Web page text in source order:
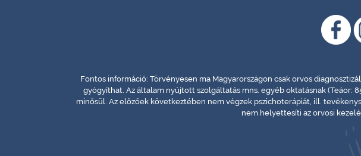
Fontos információ: Törvényesen ma Magyarországon csak orvos
gyógyíthat. Az általam nyújtott szolgáltatás mns. egyéb oktatásnak (Teáor:
minősül. Az előzőek következtében nem végzek pszichoterápiát, ill.
nem helyettesíti az orvosi